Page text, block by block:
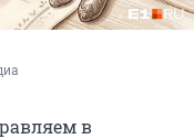
в